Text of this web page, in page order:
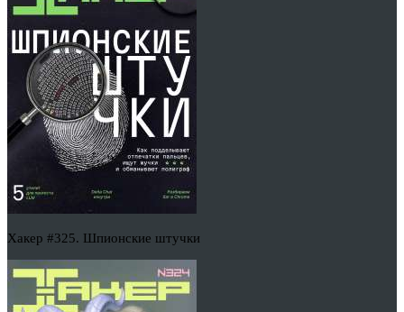
Хакер #325. Шпионские штучки